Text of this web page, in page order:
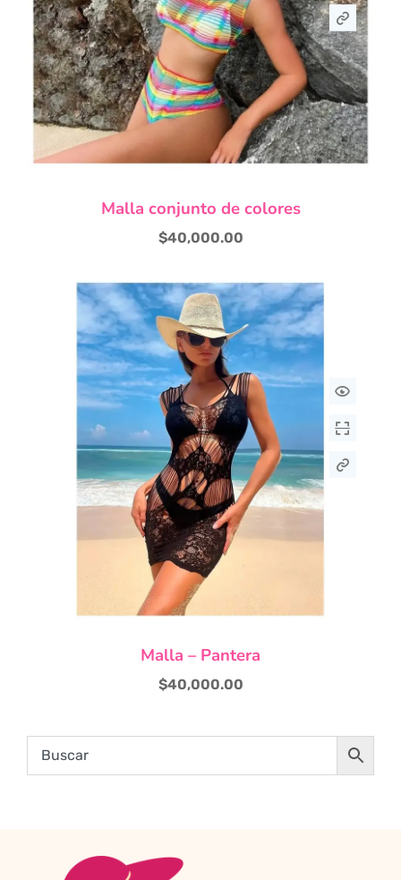
Malla conjunto de colores
$40,000.00
Malla – Pantera
$40,000.00